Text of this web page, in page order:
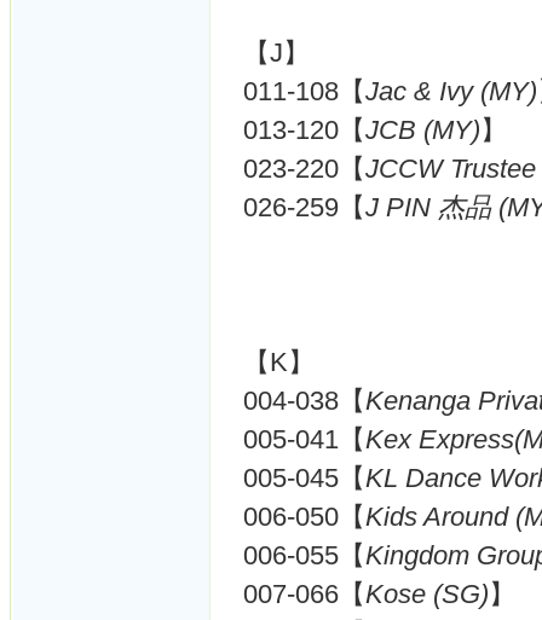
【J】
011-108【Jac & Ivy (MY)
013-120【JCB (MY)】
023-220【JCCW
026-259【J PIN 杰品
【K】
004-038【Kenanga
005-041【Kex
005-045【KL Dance
006-050【Kids Around
006-055【Kingdom
007-066【Kose (SG)】